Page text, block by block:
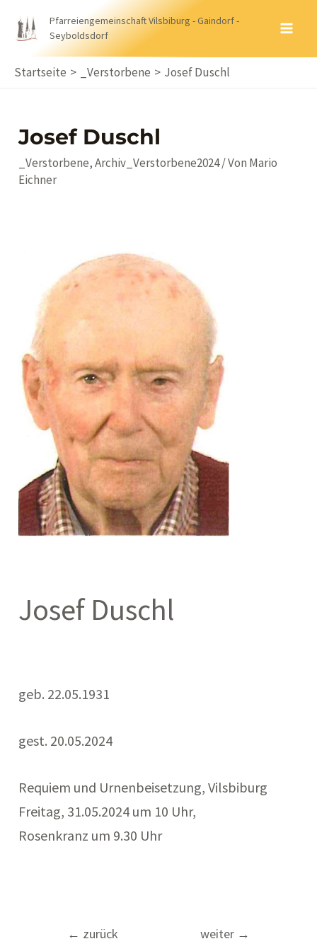
Inhalt
Pfarreiengemeinschaft Vilsbiburg - Gaindorf -
Seyboldsdorf
Startseite _Verstorbene Josef Duschl
Josef Duschl
_Verstorbene,Archiv_Verstorbene2024/ Von Mario
Eichner
Josef Duschl
geb. 22.05.1931
gest. 20.05.2024
Requiem und Urnenbeisetzung, Vilsbiburg
Freitag, 31.05.2024 um 10 Uhr,
Rosenkranz um 9.30 Uhr
Beitragsnavigation
← zurück weiter →